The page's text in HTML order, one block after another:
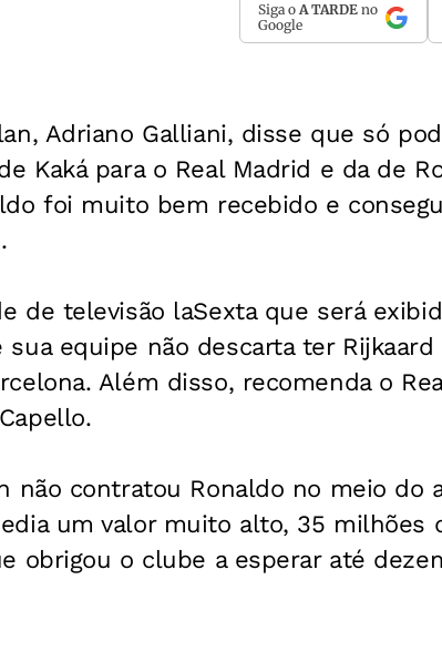
Siga o A TARDE no
Google
Adriano Galliani, disse que só
Kaká para o Real Madrid e da de
foi muito bem recebido e
de televisão laSexta que será
equipe não descarta ter
Além disso, recomenda o
não contratou Ronaldo no meio do
um valor muito alto, 35 milhões
obrigou o clube a esperar até